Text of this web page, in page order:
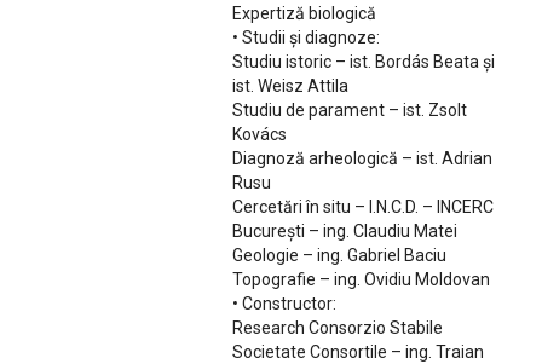
Expertiză biologică
• Studii și diagnoze:
Studiu istoric – ist. Bordás Beata și
ist. Weisz Attila
Studiu de parament – ist. Zsolt
Kovács
Diagnoză arheologică – ist. Adrian
Rusu
Cercetări în situ – I.N.C.D. – INCERC
București – ing. Claudiu Matei
Geologie – ing. Gabriel Baciu
Topografie – ing. Ovidiu Moldovan
• Constructor:
Research Consorzio Stabile
Societate Consortile – ing. Traian